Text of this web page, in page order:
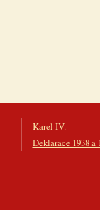
Karel IV.
Deklarace 1938 a